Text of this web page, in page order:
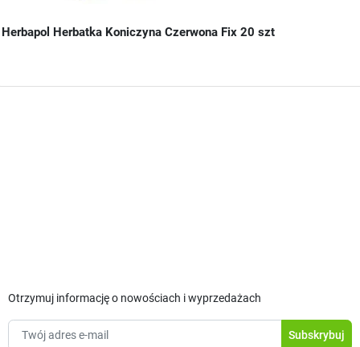
Herbapol Herbatka Koniczyna Czerwona Fix 20 szt
Otrzymuj informację o nowościach i wyprzedażach